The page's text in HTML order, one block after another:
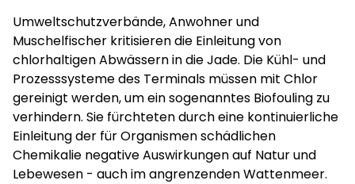
Umweltschutzverbände, Anwohner und
Muschelfischer kritisieren die Einleitung von
chlorhaltigen Abwässern in die Jade. Die Kühl- und
Prozesssysteme des Terminals müssen mit Chlor
gereinigt werden, um ein sogenanntes Biofouling zu
verhindern. Sie fürchteten durch eine kontinuierliche
Einleitung der für Organismen schädlichen
Chemikalie negative Auswirkungen auf Natur und
Lebewesen - auch im angrenzenden Wattenmeer.